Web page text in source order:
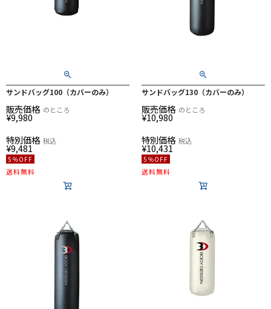
サンドバッグ100（カバーのみ）
販売価格
¥9,980
のところ
特別価格
¥9,481
税込
5％OFF
送料無料
サンドバッグ130（カバーのみ）
販売価格
¥10,980
のところ
特別価格
¥10,431
税込
5％OFF
送料無料